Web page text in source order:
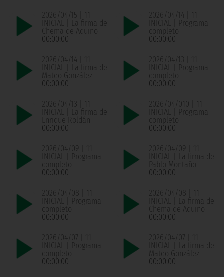
2026/04/15 | 11
INICIAL | La firma de
Chema de Aquino
00:00:00
2026/04/14 | 11
INICIAL | Programa
completo
00:00:00
2026/04/14 | 11
INICIAL | La firma de
Mateo González
00:00:00
2026/04/13 | 11
INICIAL | Programa
completo
00:00:00
2026/04/13 | 11
INICIAL | La firma de
Enrique Roldán
00:00:00
2026/04/010 | 11
INICIAL | Programa
completo
00:00:00
2026/04/09 | 11
INICIAL | Programa
completo
00:00:00
2026/04/09 | 11
INICIAL | La firma de
Pablo Montaño
00:00:00
2026/04/08 | 11
INICIAL | Programa
completo
00:00:00
2026/04/08 | 11
INICIAL | La firma de
Chema de Aquino
00:00:00
2026/04/07 | 11
INICIAL | Programa
completo
00:00:00
2026/04/07 | 11
INICIAL | La firma de
Mateo González
00:00:00